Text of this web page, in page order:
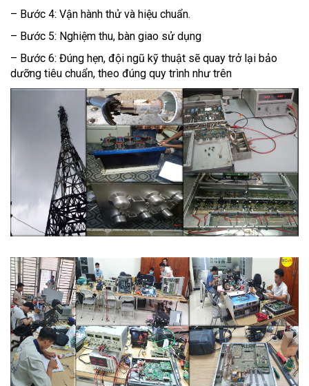
– Bước 4: Vận hành thử và hiệu chuẩn.
– Bước 5: Nghiệm thu, bàn giao sử dụng
– Bước 6: Đúng hẹn, đội ngũ kỹ thuật sẽ quay trở lại bảo
dưỡng tiêu chuẩn, theo đúng quy trình như trên